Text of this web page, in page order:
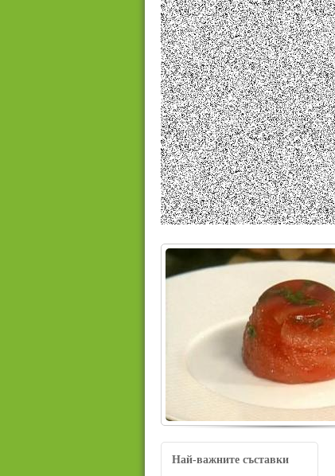
Най-важните съставки